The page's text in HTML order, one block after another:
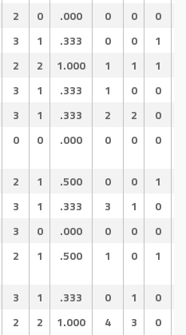
2 0 .000 0 0 0
3 1 .333 0 0 1
2 2 1.000 1 1 1
3 1 .333 1 0 0
3 1 .333 2 2 0
0 0 .000 0 0 0
2 1 .500 0 0 1
3 1 .333 3 1 0
3 0 .000 0 0 0
2 1 .500 1 0 1
3 1 .333 0 1 0
2 2 1.000 4 3 0